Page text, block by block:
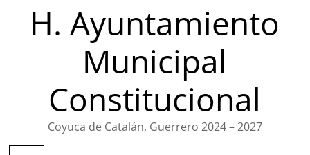
H. Ayuntamiento
Municipal
Constitucional
Coyuca de Catalán, Guerrero 2024 – 2027